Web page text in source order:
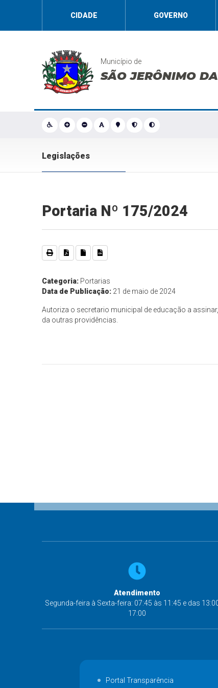
CIDADE GOVERNO
Município de
SÃO JERÔNIMO
Legislações
Portaria Nº 175/2024
Categoria: Portarias
Data de Publicação: 21 de maio de 2024
Autoriza o secretario municipal de educação a
da outras providências.
Atendimento
Segunda-feira à Sexta-feira: 07:45 às 11:45 e das
17:00
Portal Transparência